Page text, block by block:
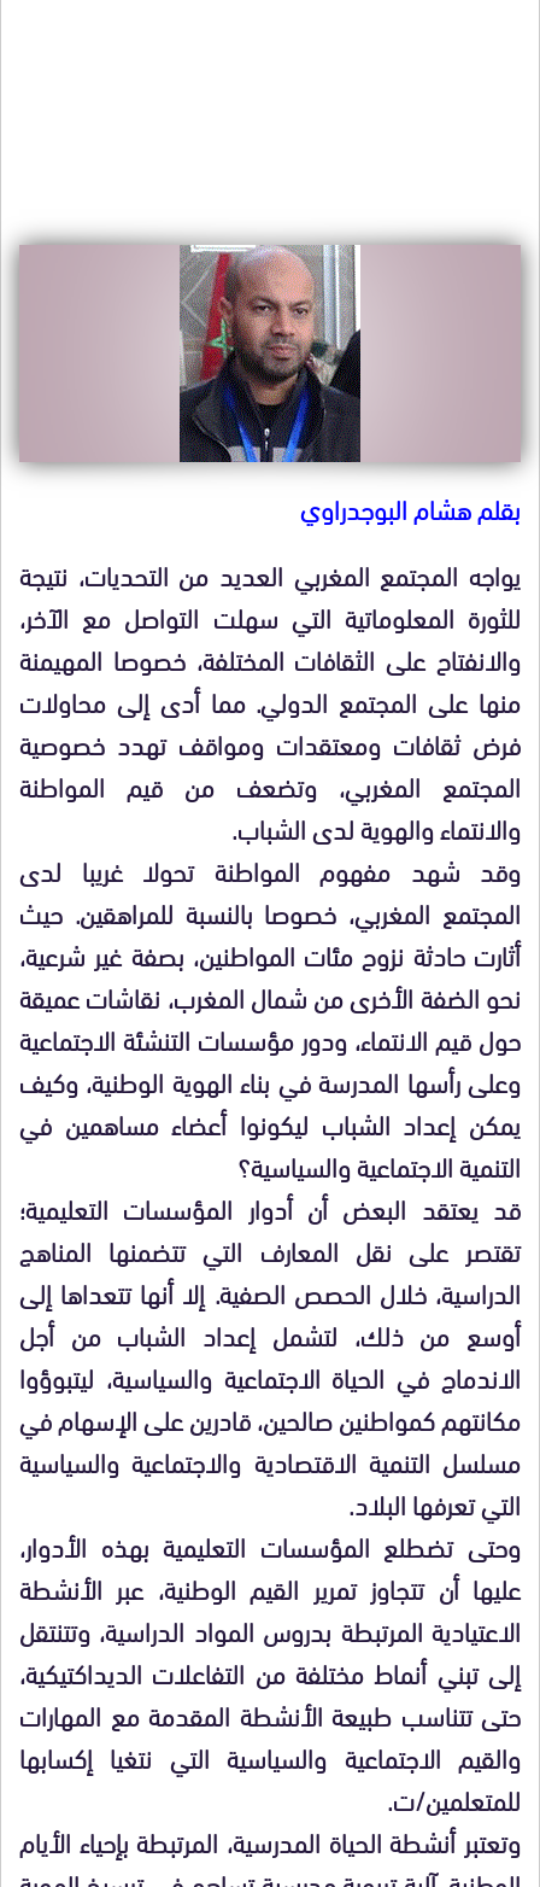
بقلم هشام البوجدراوي
يواجه المجتمع المغربي العديد من التحديات، نتيجة
للثورة المعلوماتية التي سهلت التواصل مع الآخر،
والانفتاح على الثقافات المختلفة، خصوصا المهيمنة
منها على المجتمع الدولي. مما أدى إلى محاولات
فرض ثقافات ومعتقدات ومواقف تهدد خصوصية
المجتمع المغربي، وتضعف من قيم المواطنة
والانتماء والهوية لدى الشباب.
وقد شهد مفهوم المواطنة تحولا غريبا لدى
المجتمع المغربي، خصوصا بالنسبة للمراهقين. حيث
أثارت حادثة نزوح مئات المواطنين، بصفة غير شرعية،
نحو الضفة الأخرى من شمال المغرب، نقاشات عميقة
حول قيم الانتماء، ودور مؤسسات التنشئة الاجتماعية
وعلى رأسها المدرسة في بناء الهوية الوطنية، وكيف
يمكن إعداد الشباب ليكونوا أعضاء مساهمين في
التنمية الاجتماعية والسياسية؟
قد يعتقد البعض أن أدوار المؤسسات التعليمية؛
تقتصر على نقل المعارف التي تتضمنها المناهج
الدراسية، خلال الحصص الصفية. إلا أنها تتعداها إلى
أوسع من ذلك، لتشمل إعداد الشباب من أجل
الاندماج في الحياة الاجتماعية والسياسية، ليتبوؤوا
مكانتهم كمواطنين صالحين، قادرين على الإسهام في
مسلسل التنمية الاقتصادية والاجتماعية والسياسية
التي تعرفها البلاد.
وحتى تضطلع المؤسسات التعليمية بهذه الأدوار،
عليها أن تتجاوز تمرير القيم الوطنية، عبر الأنشطة
الاعتيادية المرتبطة بدروس المواد الدراسية، وتتنتقل
إلى تبني أنماط مختلفة من التفاعلات الديداكتيكية،
حتى تتناسب طبيعة الأنشطة المقدمة مع المهارات
والقيم الاجتماعية والسياسية التي نتغيا إكسابها
للمتعلمين/ت.
وتعتبر أنشطة الحياة المدرسية، المرتبطة بإحياء الأيام